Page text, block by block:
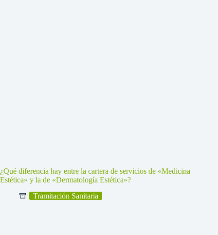
¿Qué diferencia hay entre la cartera de servicios de «Medicina
Estética» y la de «Dermatología Estética»?
Tramitación Sanitaria